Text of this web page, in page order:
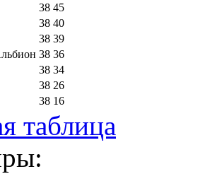
38 45
38 40
38 39
38 36
38 34
38 26
38 16
таблица